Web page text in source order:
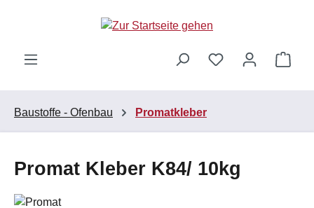
Zum Hauptinhalt springen
Baustoffe - Ofenbau Promatkleber
Promat Kleber K84/ 10kg